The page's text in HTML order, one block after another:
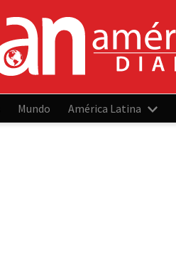
Mundo América Latina